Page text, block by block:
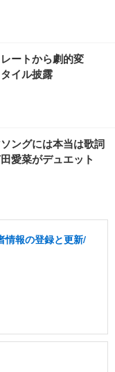
ートから劇的変
イル披露
ングには本当は歌詞
愛菜がデュエット
情報の登録と更新/